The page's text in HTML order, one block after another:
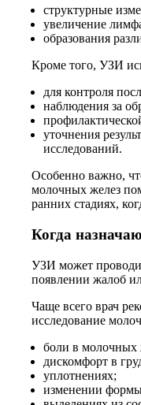
структурные
увеличение
образования
Кроме того, УЗИ
для контроля
наблюдения за
уточнения
исследований.
Особенно важно,
молочных желез
ранних стадиях,
Когда
УЗИ может
появлении жалоб
Чаще всего врач
исследование
боли в молочных
дискомфорт в
уплотнениях;
изменении